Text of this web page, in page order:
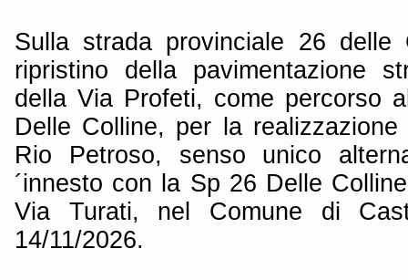
Sulla strada provinciale 26
ripristino della pavimentazione
della Via Profeti, come percorso
Delle Colline, per la
Rio Petroso, senso unico
´innesto con la Sp 26 Delle
Via Turati, nel Comune di
14/11/2026.